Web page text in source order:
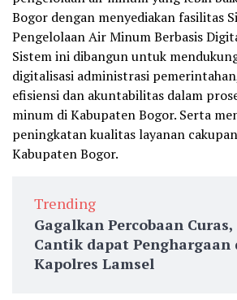
Bogor dengan menyediakan fasilitas
Pengelolaan Air Minum Berbasis
Sistem ini dibangun untuk
digitalisasi administrasi
efisiensi dan akuntabilitas dalam
minum di Kabupaten Bogor. Serta
peningkatan kualitas layanan
Kabupaten Bogor.
Trending
Gagalkan Percobaan
Cantik dapat Penghargaan
Kapolres Lamsel